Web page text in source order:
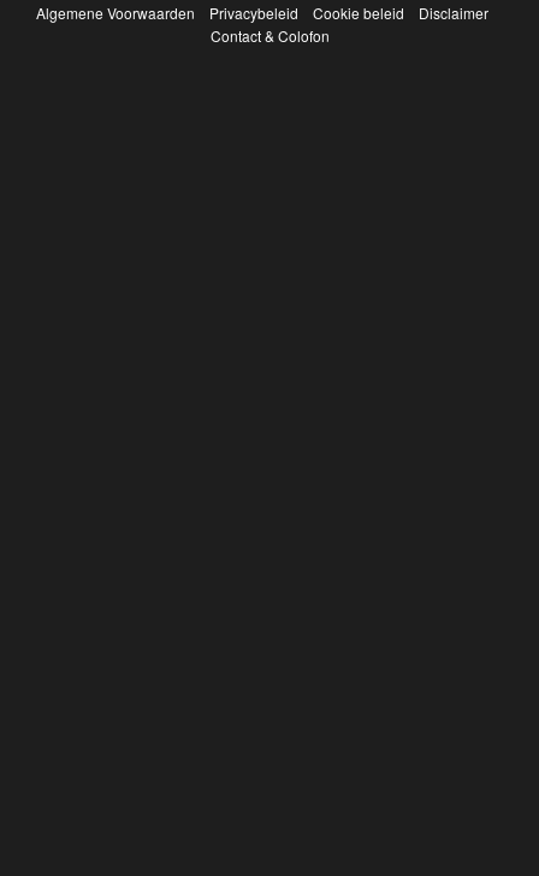
Algemene Voorwaarden Privacybeleid Cookie beleid
Disclaimer
Contact & Colofon